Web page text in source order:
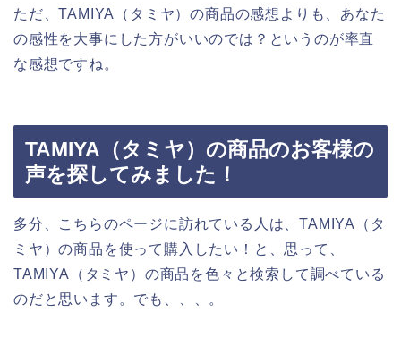
ただ、TAMIYA（タミヤ）の商品の感想よりも、あなた
の感性を大事にした方がいいのでは？というのが率直
な感想ですね。
TAMIYA（タミヤ）の商品のお客様の
声を探してみました！
多分、こちらのページに訪れている人は、TAMIYA（タ
ミヤ）の商品を使って購入したい！と、思って、
TAMIYA（タミヤ）の商品を色々と検索して調べている
のだと思います。でも、、、。